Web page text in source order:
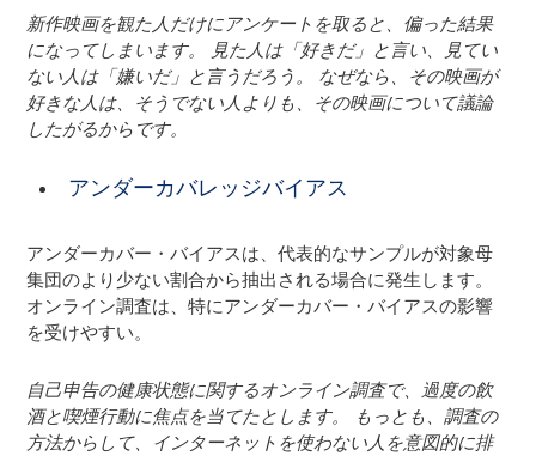
新作映画を観た人だけにアンケートを取ると、偏った結果
になってしまいます。 見た人は「好きだ」と言い、見てい
ない人は「嫌いだ」と言うだろう。 なぜなら、その映画が
好きな人は、そうでない人よりも、その映画について議論
したがるからです。
アンダーカバレッジバイアス
アンダーカバー・バイアスは、代表的なサンプルが対象母
集団のより少ない割合から抽出される場合に発生します。
オンライン調査は、特にアンダーカバー・バイアスの影響
を受けやすい。
自己申告の健康状態に関するオンライン調査で、過度の飲
酒と喫煙行動に焦点を当てたとします。 もっとも、調査の
方法からして、インターネットを使わない人を意図的に排